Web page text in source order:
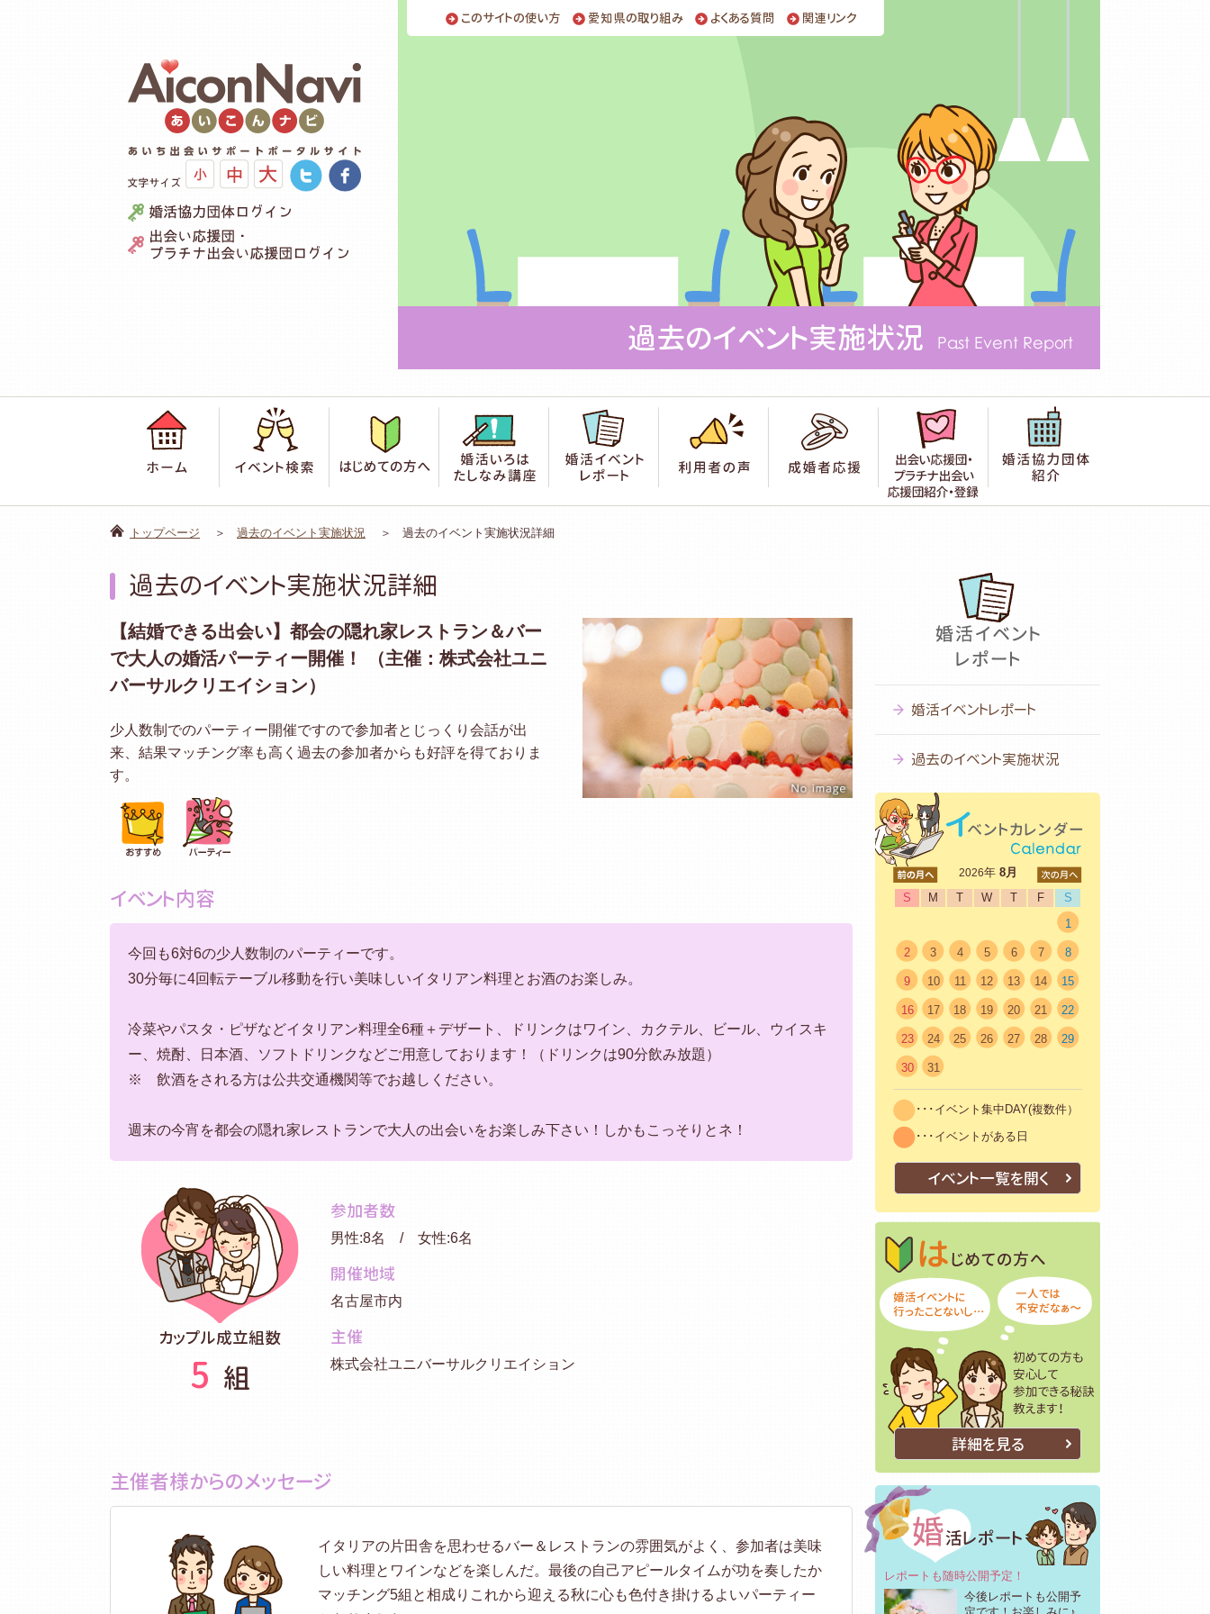
このサイトの使い方 愛知県の取り組み よくある質問 関連リンク
過去のイベント実施状況 Past Event Report
婚活いろは たしなみ講座婚活イベントレポート 出会い応援団紹介・登録
トップページ 過去のイベント実施状況 過去のイベント実施状況詳細
過去のイベント実施状況詳細
【結婚できる出会い】都会の隠れ家レストラン＆バー
で大人の婚活パーティー開催！ （主催：株式会社ユニ
バーサルクリエイション）
少人数制でのパーティー開催ですので参加者とじっくり会話が出
来、結果マッチング率も高く過去の参加者からも好評を得ておりま
す。
イベント内容
今回も6対6の少人数制のパーティーです。
30分毎に4回転テーブル移動を行い美味しいイタリアン料理とお酒のお楽しみ。
冷菜やパスタ・ピザなどイタリアン料理全6種＋デザート、ドリンクはワイン、カクテル、ビール、ウイスキ
ー、焼酎、日本酒、ソフトドリンクなどご用意しております！（ドリンクは90分飲み放題）
※ 飲酒をされる方は公共交通機関等でお越しください。
週末の今宵を都会の隠れ家レストランで大人の出会いをお楽しみ下さい！しかもこっそりとネ！
カップル成立組数
5 組
参加者数
男性:8名 / 女性:6名
開催地域
名古屋市内
主催
株式会社ユニバーサルクリエイション
主催者様からのメッセージ
イタリアの片田舎を思わせるバー＆レストランの雰囲気がよく、参加者は美味
しい料理とワインなどを楽しんだ。最後の自己アピールタイムが功を奏したか
マッチング5組と相成りこれから迎える秋に心も色付き掛けるよいパーティー
婚活イベントレポート
過去のイベント実施状況
2026年 8月
S
M T W T F
S
1
2 3 4 5 6 7 8
9 10 11 12 13 14 15
16 17 18 19 20 21 22
23 24 25 26 27 28 29
30 31
･･･イベント集中DAY(複数件）
･･･イベントがある日
イベント一覧を開く
詳細を見る
レポートも随時公開予定！
今後レポートも公開予